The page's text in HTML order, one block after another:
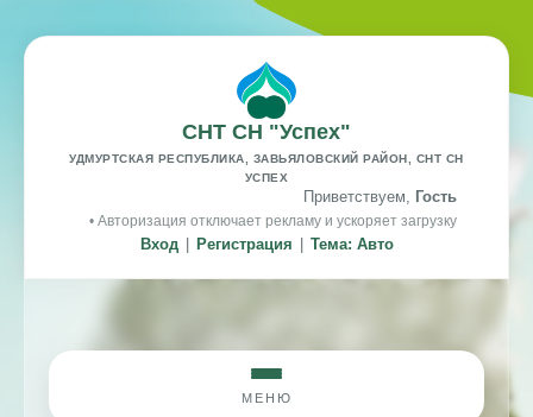
СНТ СН "Успех"
УДМУРТСКАЯ РЕСПУБЛИКА, ЗАВЬЯЛОВСКИЙ РАЙОН, СНТ СН
УСПЕХ
Приветствуем, Гость
• Авторизация отключает рекламу и ускоряет загрузку
Вход Регистрация Тема: Авто
МЕНЮ